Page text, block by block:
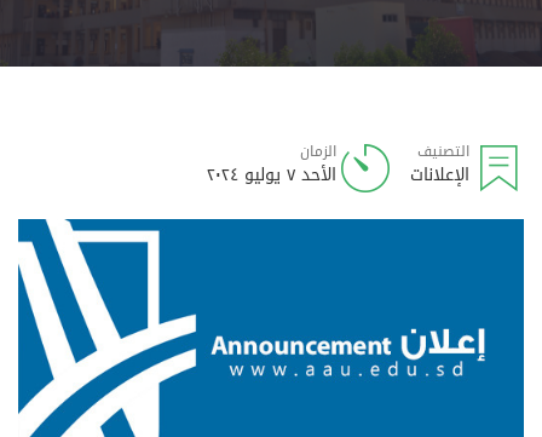
التصنيف
الإعلانات
الزمان
الأحد ٧ يوليو ٢٠٢٤